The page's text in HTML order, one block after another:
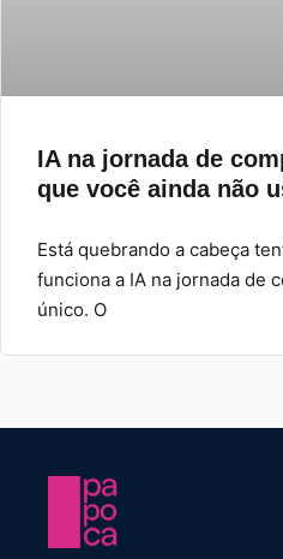
IA na jornada de
que você ainda não
Está quebrando a cabeça
funciona a IA na jornada de
único. O